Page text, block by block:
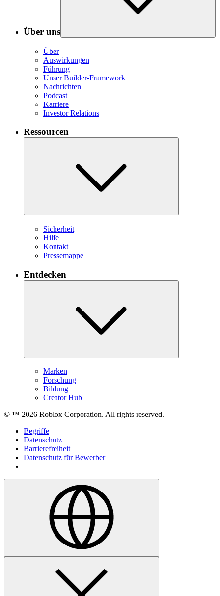
Über uns
Über
Auswirkungen
Führung
Unser Builder-Framework
Nachrichten
Podcast
Karriere
Investor Relations
Ressourcen
Sicherheit
Hilfe
Kontakt
Pressemappe
Entdecken
Marken
Forschung
Bildung
Creator Hub
© ™ 2026 Roblox Corporation. All rights reserved.
Begriffe
Datenschutz
Barrierefreiheit
Datenschutz für Bewerber